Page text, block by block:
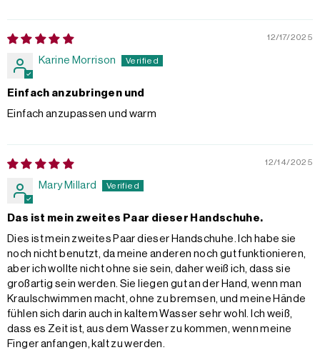
12/17/2025
Karine Morrison
Einfach anzubringen und
Einfach anzupassen und warm
12/14/2025
Mary Millard
Das ist mein zweites Paar dieser Handschuhe.
Dies ist mein zweites Paar dieser Handschuhe. Ich habe sie
noch nicht benutzt, da meine anderen noch gut funktionieren,
aber ich wollte nicht ohne sie sein, daher weiß ich, dass sie
großartig sein werden. Sie liegen gut an der Hand, wenn man
Kraulschwimmen macht, ohne zu bremsen, und meine Hände
fühlen sich darin auch in kaltem Wasser sehr wohl. Ich weiß,
dass es Zeit ist, aus dem Wasser zu kommen, wenn meine
Finger anfangen, kalt zu werden.